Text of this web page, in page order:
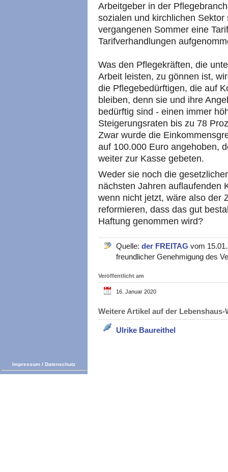
Arbeitgeber in der
sozialen und kirchlichen
vergangenen Sommer eine
Tarifverhandlungen
Was den Pflegekräften, die
Arbeit leisten, zu gönnen ist,
die Pflegebedürftigen, die auf
bleiben, denn sie und ihre
bedürftig sind - einen immer
Steigerungsraten bis zu 78
Zwar wurde die
auf 100.000 Euro angehoben,
weiter zur Kasse gebeten.
Weder sie noch die
nächsten Jahren auflaufenden
wenn nicht jetzt, wäre also der
reformieren, dass das gut
Haftung genommen wird?
Quelle: der FREITAG vom
freundlicher Genehmigung des
Veröffentlicht am
16. Januar 2020
Weitere Artikel auf der
Ulrike Baureithel
Impressum / Datenschutz